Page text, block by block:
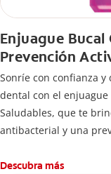
Enjuague Bucal
Prevención
Sonríe con confianza
dental con el enjuague
Saludables, que te
antibacterial y una
Descubra más